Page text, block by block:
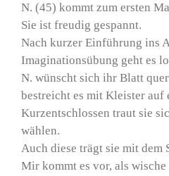
N. (45) kommt zum ersten
Sie ist freudig gespannt.
Nach kurzer Einführung ins
Imaginationsübung geht es
N. wünscht sich ihr Blatt
bestreicht es mit Kleister auf
Kurzentschlossen traut sie
wählen.
Auch diese trägt sie mit dem
Mir kommt es vor, als